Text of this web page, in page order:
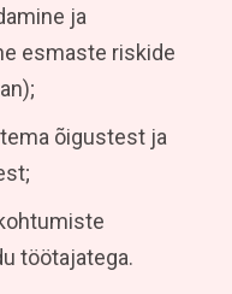
ja
esmaste riskide
õigustest ja
töötajatega.